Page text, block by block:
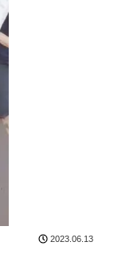
2023.06.13